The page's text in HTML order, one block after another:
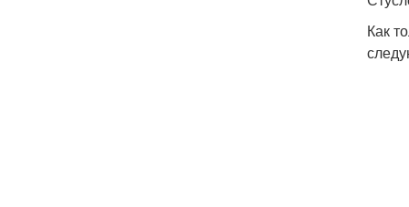
Как